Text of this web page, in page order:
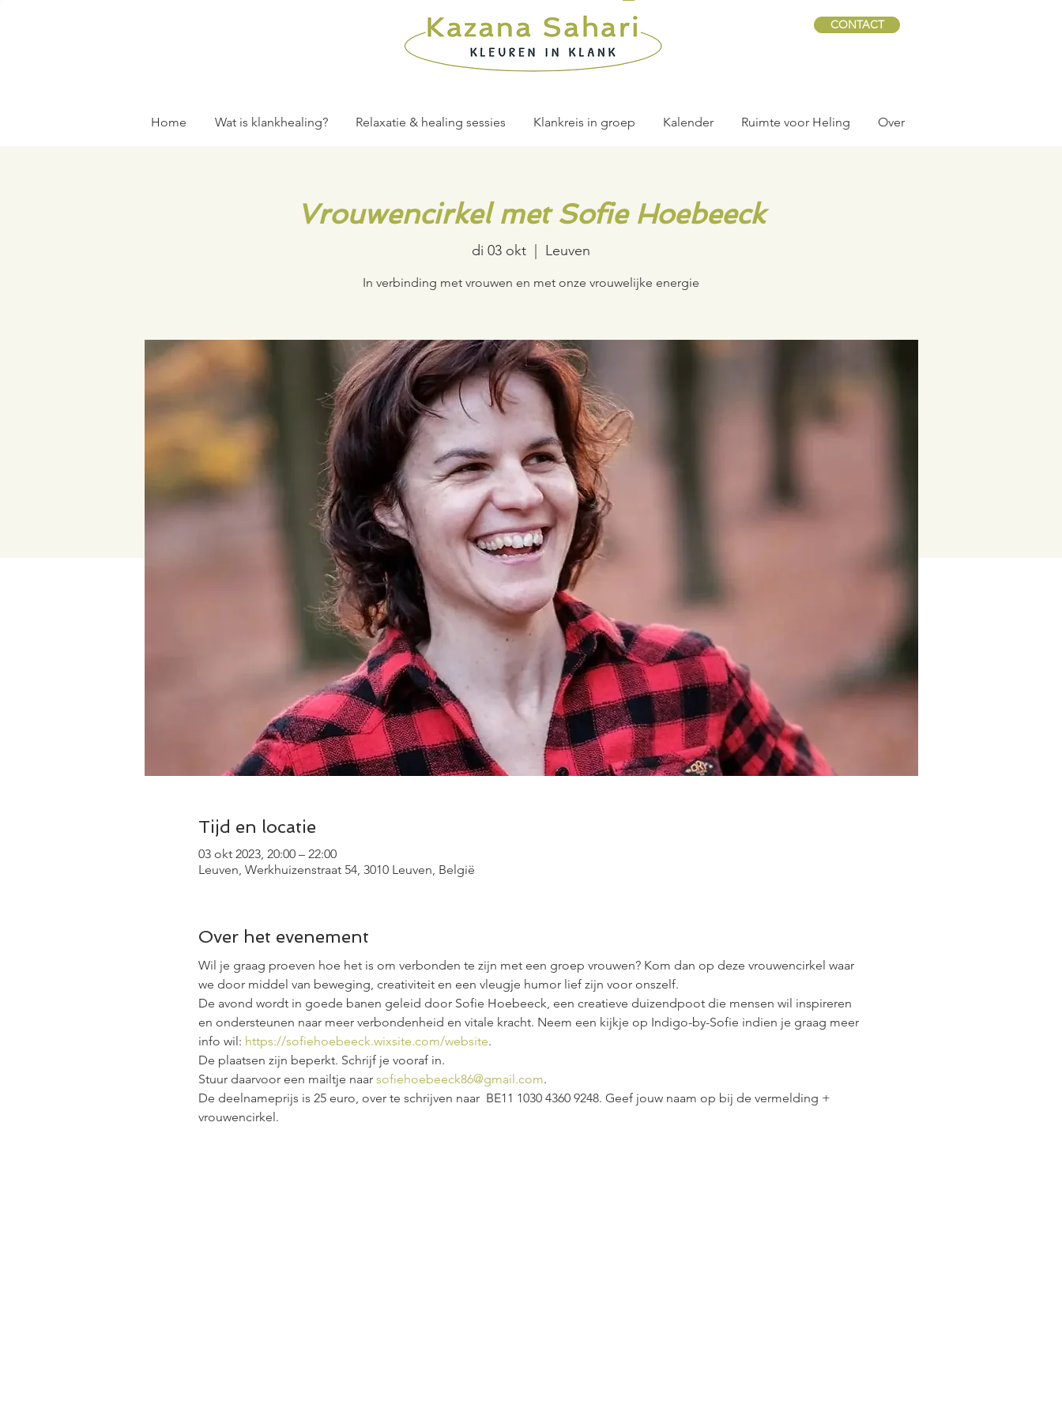
CONTACT
Home Wat is klankhealing? Relaxatie & healing sessies Klankreis in groep Kalender Ruimte voor Heling Over
Vrouwencirkel met Sofie Hoebeeck
di 03 okt Leuven
In verbinding met vrouwen en met onze vrouwelijke energie
Tijd en locatie
03 okt 2023, 20:00 – 22:00
Leuven, Werkhuizenstraat 54, 3010 Leuven, België
Over het evenement
Wil je graag proeven hoe het is om verbonden te zijn met een groep vrouwen? Kom dan op deze vrouwencirkel waar
we door middel van beweging, creativiteit en een vleugje humor lief zijn voor onszelf.
De avond wordt in goede banen geleid door Sofie Hoebeeck, een creatieve duizendpoot die mensen wil inspireren
en ondersteunen naar meer verbondenheid en vitale kracht. Neem een kijkje op Indigo-by-Sofie indien je graag meer
info wil: https://sofiehoebeeck.wixsite.com/website.
De plaatsen zijn beperkt. Schrijf je vooraf in.
Stuur daarvoor een mailtje naar sofiehoebeeck86@gmail.com.
De deelnameprijs is 25 euro, over te schrijven naar  BE11 1030 4360 9248. Geef jouw naam op bij de vermelding +
vrouwencirkel.